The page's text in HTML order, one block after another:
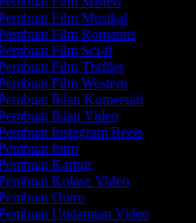
Film Musikal
Film Romantis
Film Sci-fi
Film Thriller
Film Western
Iklan Komersial
Iklan Video
Instagram Reels
Intro
Kartun
Kolase Video
Outro
Undangan Video